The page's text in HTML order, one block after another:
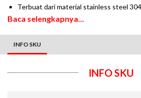
Terbuat dari material stainless steel
Baca selengkapnya...
INFO SKU
INFO SKU